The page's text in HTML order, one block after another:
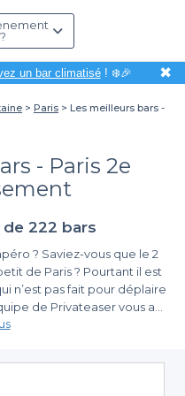
un bar climatisé! ❄️🎉 ✖
Paris
Les meilleurs bars -
- Paris 2e
222 bars
que le 2
de Paris ? Pourtant il est
n’est pas fait pour déplaire
de Privateaser vous a
de la ville dans ce
et bar ou un café restaurant
derniers siècles. Aristide
de l'Argent de Zola, a